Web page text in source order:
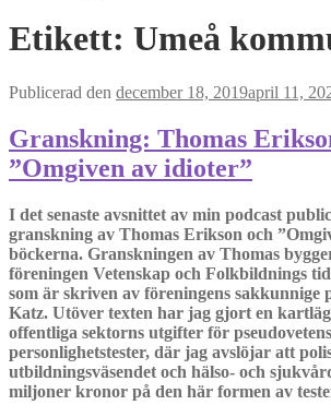
Etikett: Umeå
Publicerad den december 18, 2019april 11,
Granskning: Thomas
”Omgiven av idioter”
I det senaste avsnittet av min podcast
granskning av Thomas Erikson och
böckerna. Granskningen av Thomas
föreningen Vetenskap och Folkbildnings
som är skriven av föreningens sakkunnige
Katz. Utöver texten har jag gjort en
offentliga sektorns utgifter för
personlighetstester, där jag avslöjar att
utbildningsväsendet och hälso- och
miljoner kronor på den här formen av